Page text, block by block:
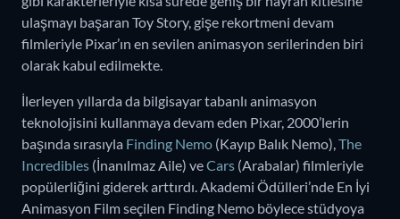
ulaşmayı başaran Toy Story, gişe rekortmeni devam
filmleriyle Pixar’ın en sevilen animasyon serilerinden biri
olarak kabul edilmekte.
İlerleyen yıllarda da bilgisayar tabanlı animasyon
teknolojisini kullanmaya devam eden Pixar, 2000’lerin
başında sırasıyla Finding Nemo (Kayıp Balık Nemo), The
Incredibles (İnanılmaz Aile) veCars (Arabalar) filmleriyle
popülerliğini giderek arttırdı. Akademi Ödülleri’nde En İyi
Animasyon Film seçilen Finding Nemo böylece stüdyoya